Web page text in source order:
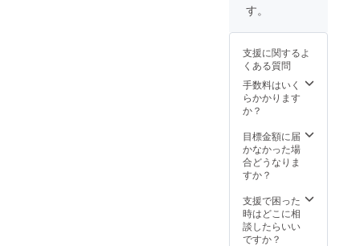
われ
演者と
関係者
しか参
加でき
ない打
パー
ティー
への参
加権利
(飲食代
別途必
要)
す。
支援に関するよ
くある質問
手数料はいく
らかかります
か？
目標金額に届
かなかった場
合どうなりま
すか？
支援で困った
時はどこに相
談したらいい
ですか？